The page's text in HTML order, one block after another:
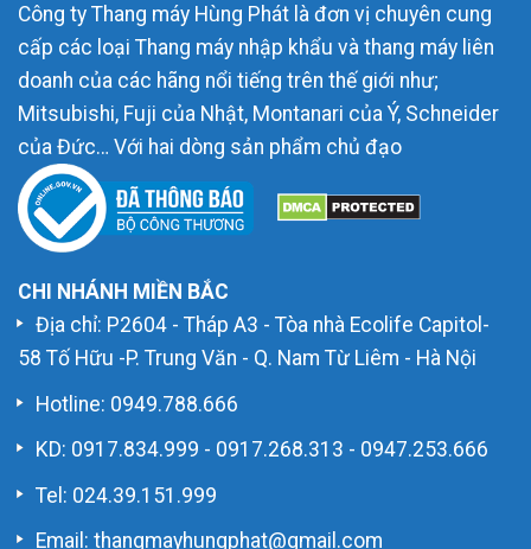
Công ty Thang máy Hùng Phát là đơn vị chuyên cung
cấp các loại Thang máy nhập khẩu và thang máy liên
doanh của các hãng nổi tiếng trên thế giới như;
Mitsubishi, Fuji của Nhật, Montanari của Ý, Schneider
của Đức… Với hai dòng sản phẩm chủ đạo
CHI NHÁNH MIỀN BẮC
Địa chỉ: P2604 - Tháp A3 - Tòa nhà Ecolife Capitol-
58 Tố Hữu -P. Trung Văn - Q. Nam Từ Liêm - Hà Nội
Hotline: 0949.788.666
KD: 0917.834.999 - 0917.268.313 - 0947.253.666
Tel: 024.39.151.999
Email: thangmayhungphat@gmail.com